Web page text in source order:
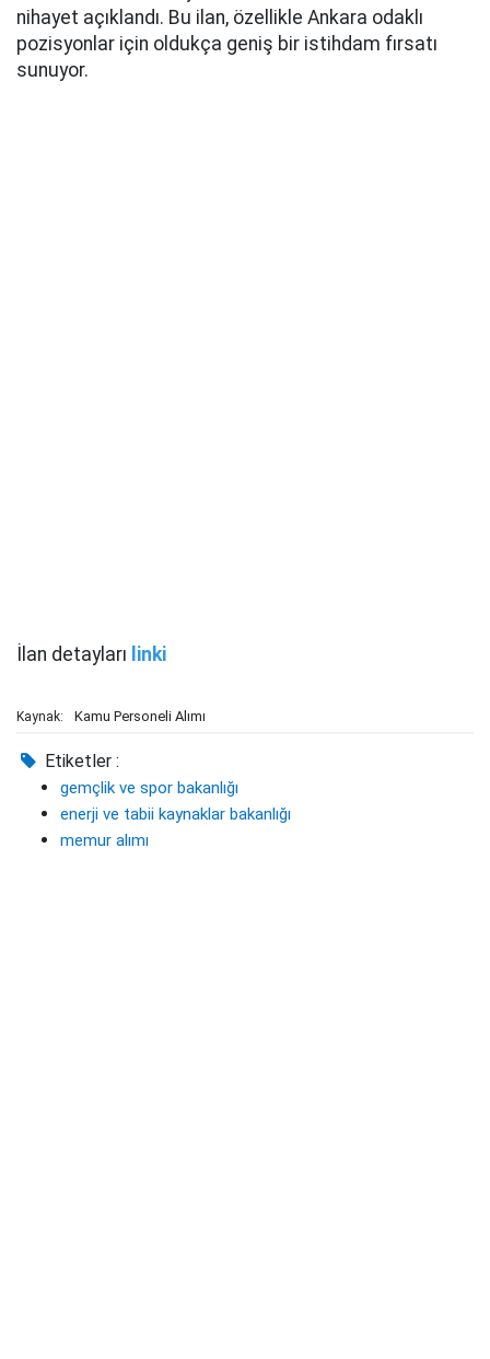
nihayet açıklandı. Bu ilan, özellikle Ankara odaklı
pozisyonlar için oldukça geniş bir istihdam fırsatı
sunuyor.
İlan detayları linki
Kaynak: Kamu Personeli Alımı
Etiketler :
gemçlik ve spor bakanlığı
enerji ve tabii kaynaklar bakanlığı
memur alımı